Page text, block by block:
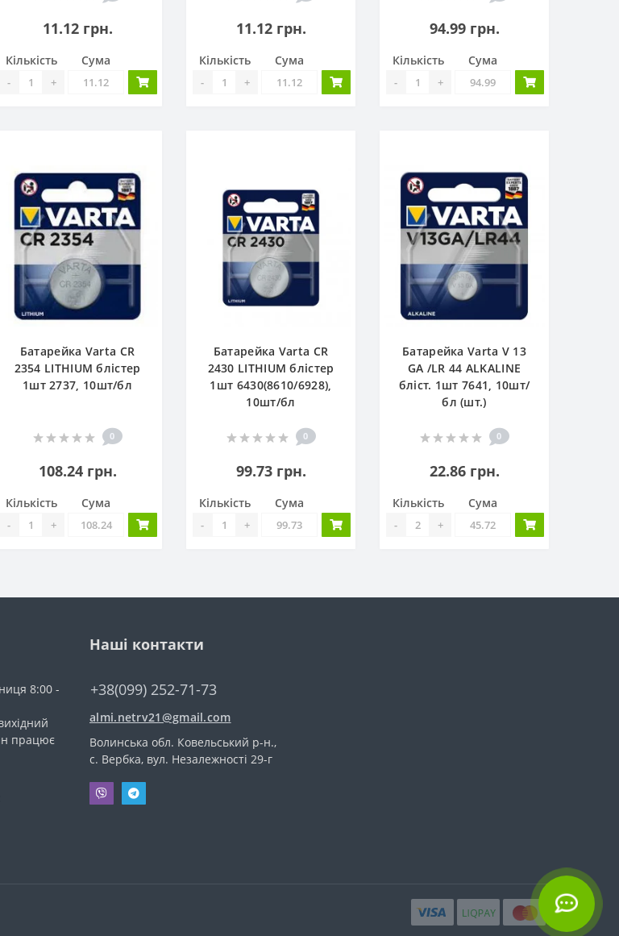
11.12 грн.
Кількість
- +
Сума
11.12 грн.
Кількість
- +
Сума
94.99 грн.
Кількість
- +
Сума
Батарейка Varta CR
2354 LITHIUM блістер
1шт 2737, 10шт/бл
0
108.24 грн.
Кількість
- +
Сума
Батарейка Varta CR
2430 LITHIUM блістер
1шт 6430(8610/6928),
10шт/бл
0
99.73 грн.
Кількість
- +
Сума
Батарейка Varta V 13
GA /LR 44 ALKALINE
бліст. 1шт 7641, 10шт/
бл (шт.)
0
22.86 грн.
Кількість
- +
Сума
8:00 -
працює
Наші контакти
+38(099) 252-71-73
almi.netrv21@gmail.com
Волинська обл. Ковельський р-н.,
с. Вербка, вул. Незалежності 29-г